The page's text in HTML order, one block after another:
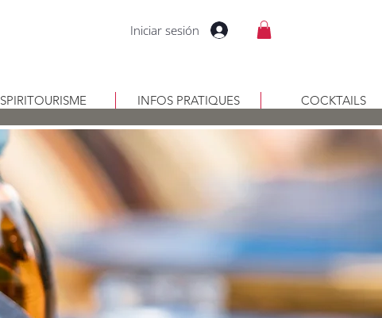
Iniciar sesión
SPIRITOURISME INFOS PRATIQUES COCKTAILS